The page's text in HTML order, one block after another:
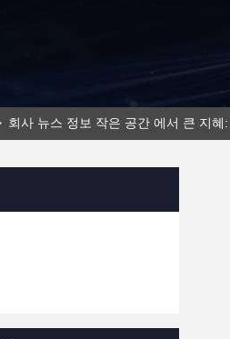
회사 뉴스 정보 작은 공간 에서 큰 지혜